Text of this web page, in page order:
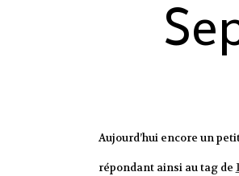
Aujourd’hui encore un
répondant ainsi au tag de